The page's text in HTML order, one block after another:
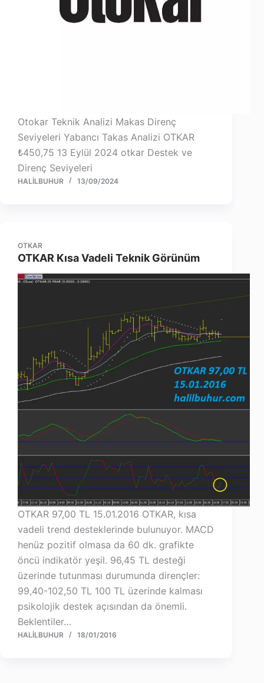
Otokar Teknik Analizi Makas Direnç
Seviyeleri Yabancı Takas Analizi OTKAR
₺450,75 13 Eylül 2024 otkar Destek ve
Direnç Seviyeleri
HALILBUHUR 13/09/2024
OTKAR
OTKAR Kısa Vadeli Teknik Görünüm
OTKAR 97,00 TL 15.01.2016 OTKAR, kısa
vadeli trend desteklerinde bulunuyor. MACD
henüz pozitif olmasa da 60 dk. grafikte
öncü indikatör yeşil. 96,45 TL desteği
üzerinde tutunması durumunda dirençler:
99,40-102,50 TL 100 TL üzerinde kalması
psikolojik destek açısından da önemli.
Beklentiler…
HALILBUHUR 18/01/2016